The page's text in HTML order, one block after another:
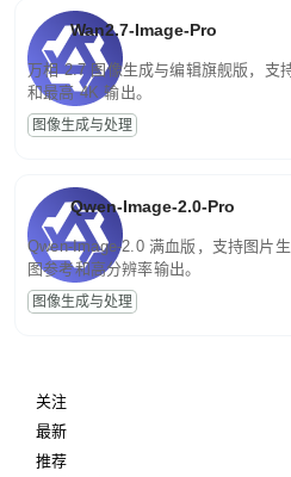
Wan2.7-Image-Pro
万相 2.7 图像生成与编辑旗舰版，支
和最高 4K 输出。
图像生成与处理
Qwen-Image-2.0-Pro
Qwen-Image-2.0 满血版，支持图片
图参考和高分辨率输出。
图像生成与处理
关注
最新
推荐